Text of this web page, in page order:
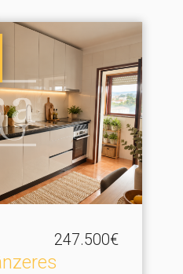
247.500€